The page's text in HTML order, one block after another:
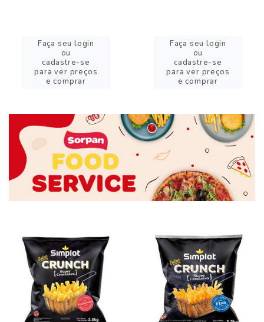
Faça seu login
ou
cadastre-se
para ver preços
e comprar
Faça seu login
ou
cadastre-se
para ver preços
e comprar